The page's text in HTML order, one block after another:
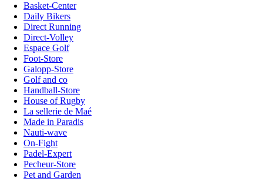
Basket-Center
Daily Bikers
Direct Running
Direct-Volley
Espace Golf
Foot-Store
Galopp-Store
Golf and co
Handball-Store
House of Rugby
La sellerie de Maé
Made in Paradis
Nauti-wave
On-Fight
Padel-Expert
Pecheur-Store
Pet and Garden